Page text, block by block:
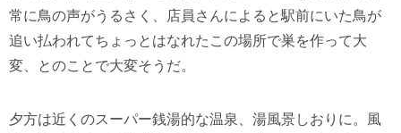
常に鳥の声がうるさく、店員さんによると駅前にいた鳥が
追い払われてちょっとはなれたこの場所で巣を作って大
変、とのことで大変そうだ。
夕方は近くのスーパー銭湯的な温泉、湯風景しおりに。風